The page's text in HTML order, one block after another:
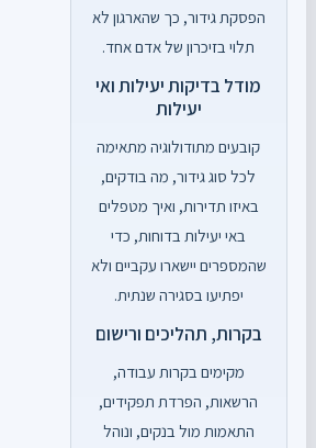
הפסקת גידור, כך שהארגון לא
תלוי בזיכרון של אדם אחד.
מודל בדיקות יעילות ואי
יעילות
קובעים מתודולוגיה מתאימה
לכל סוג גידור, מה בודקים,
באיזו תדירות, ואיך מטפלים
באי יעילות בדוחות, כדי
שהמספרים יישארו עקביים ולא
יפתיעו בסגירה שנתית.
בקרות, תהליכים ורישום
מקימים בקרות עבודה,
הרשאות, הפרדת תפקידים,
התאמות מול בנקים, ונוהל